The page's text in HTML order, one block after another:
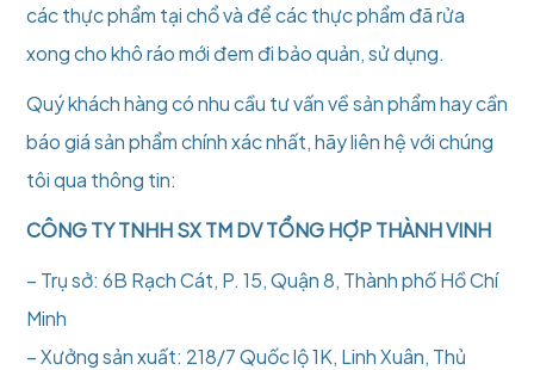
các thực phẩm tại chổ và để các thực phẩm đã rửa
xong cho khô ráo mới đem đi bảo quản, sử dụng.
Quý khách hàng có nhu cầu tư vấn về sản phẩm hay cần
báo giá sản phẩm chính xác nhất, hãy liên hệ với chúng
tôi qua thông tin:
CÔNG TY TNHH SX TM DV TỔNG HỢP THÀNH VINH
– Trụ sở: 6B Rạch Cát, P. 15, Quận 8, Thành phố Hồ Chí
Minh
– Xưởng sản xuất: 218/7 Quốc lộ 1K, Linh Xuân, Thủ